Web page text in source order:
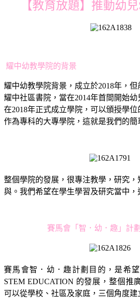
【教育放題】推動幼
耀中幼教學院的背景
耀中幼教學院背景，成立於2018年，但
耀中社區書院，當在2014年首間開始幼
在2018年正式成立學院，可以頒授學
作為專科的大專學院，這就是我們的簡
整個學院的發展，很專注教學，研究
與。我們希望在學生學習及研究當中，
賽馬會「智．幼．趣」計
賽馬會智．幼．趣計劃目的，是希
STEM EDUCATION 的發展，整個推
可以從學校、社區及家庭，三個角度